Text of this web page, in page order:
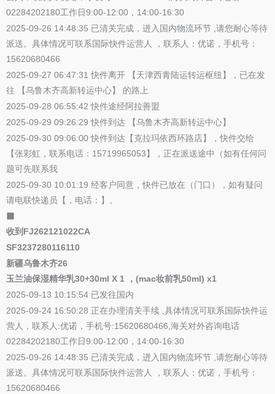
02284202180工作日9:00-12:00，14:00-16:30
2025-09-26 14:48:35 已清关完成，进入国内物流环节 ,请您耐心等待
派送。具体情况可联系国际快件运营人 ，联系人：优诺，手机号：
15620680466
2025-09-27 06:47:31 快件离开 【天津西青陆运转运枢纽】，已在发
往 【乌鲁木齐高新转运中心】 的路上
2025-09-28 06:55:42 快件途经阿拉善盟
2025-09-29 09:26:29 快件到达 【乌鲁木齐高新转运中心】
2025-09-30 09:06:00 快件到达【克拉玛依西环路店】，快件交给
【张彩虹，联系电话：15719965053】，正在派送途中（如有任何问
题可先联系我
2025-09-30 10:01:19 经客户同意，快件已放在（门口），如有疑问
请电联快递员【，电话：】。
收到FJ262121022CA
SF3237280116110
新疆乌鲁木齐26
玉兰油保湿精华乳30+30ml X 1 ，(mac妆前乳50ml) x1
2025-09-13 10:15:54 已发往国内
2025-09-24 16:50:28 正在办理清关手续 ,具体情况可联系国际快件运
营人，联系人:优诺，手机号:15620680466,海关对外咨询电话
02284202180工作日9:00-12:00，14:00-16:30
2025-09-26 14:48:35 已清关完成，进入国内物流环节 ,请您耐心等待
派送。具体情况可联系国际快件运营人 ，联系人：优诺，手机号：
15620680466